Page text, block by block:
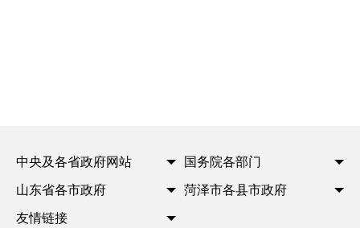
中央及各省政府网站 国务院各部门
山东省各市政府 菏泽市各县市政府
友情链接